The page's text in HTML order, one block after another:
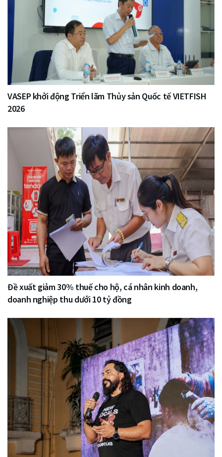
VASEP khởi động Triển lãm Thủy sản Quốc tế VIETFISH
2026
Đề xuất giảm 30% thuế cho hộ, cá nhân kinh doanh,
doanh nghiệp thu dưới 10 tỷ đồng